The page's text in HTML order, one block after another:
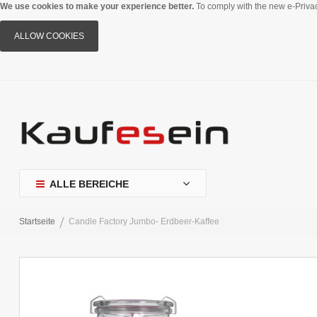
We use cookies to make your experience better. To comply with the new e-
ALLOW COOKIES
ALLE BEREICHE
Startseite Candle Factory Jumbo- Erdbeer-Kaffee